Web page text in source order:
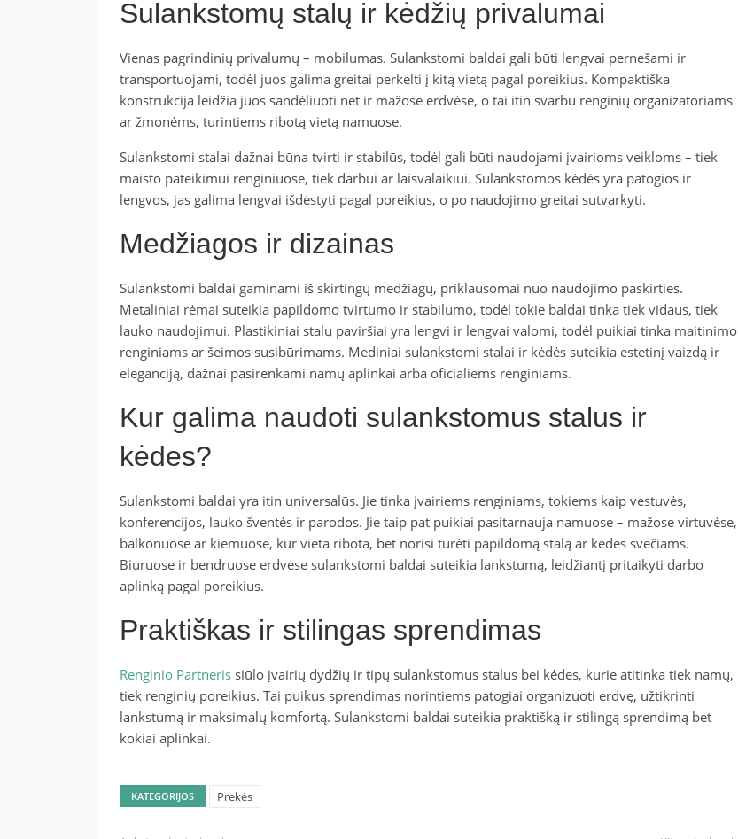
Sulankstomų stalų ir kėdžių privalumai
Vienas pagrindinių privalumų – mobilumas. Sulankstomi baldai gali būti lengvai pernešami ir
transportuojami, todėl juos galima greitai perkelti į kitą vietą pagal poreikius. Kompaktiška
konstrukcija leidžia juos sandėliuoti net ir mažose erdvėse, o tai itin svarbu renginių organizatoriams
ar žmonėms, turintiems ribotą vietą namuose.
Sulankstomi stalai dažnai būna tvirti ir stabilūs, todėl gali būti naudojami įvairioms veikloms – tiek
maisto pateikimui renginiuose, tiek darbui ar laisvalaikiui. Sulankstomos kėdės yra patogios ir
lengvos, jas galima lengvai išdėstyti pagal poreikius, o po naudojimo greitai sutvarkyti.
Medžiagos ir dizainas
Sulankstomi baldai gaminami iš skirtingų medžiagų, priklausomai nuo naudojimo paskirties.
Metaliniai rėmai suteikia papildomo tvirtumo ir stabilumo, todėl tokie baldai tinka tiek vidaus, tiek
lauko naudojimui. Plastikiniai stalų paviršiai yra lengvi ir lengvai valomi, todėl puikiai tinka maitinimo
renginiams ar šeimos susibūrimams. Mediniai sulankstomi stalai ir kėdės suteikia estetinį vaizdą ir
eleganciją, dažnai pasirenkami namų aplinkai arba oficialiems renginiams.
Kur galima naudoti sulankstomus stalus ir
kėdes?
Sulankstomi baldai yra itin universalūs. Jie tinka įvairiems renginiams, tokiems kaip vestuvės,
konferencijos, lauko šventės ir parodos. Jie taip pat puikiai pasitarnauja namuose – mažose virtuvėse,
balkonuose ar kiemuose, kur vieta ribota, bet norisi turėti papildomą stalą ar kėdes svečiams.
Biuruose ir bendruose erdvėse sulankstomi baldai suteikia lankstumą, leidžiantį pritaikyti darbo
aplinką pagal poreikius.
Praktiškas ir stilingas sprendimas
Renginio Partnerissiūlo įvairių dydžių ir tipų sulankstomus stalus bei kėdes, kurie atitinka tiek namų,
tiek renginių poreikius. Tai puikus sprendimas norintiems patogiai organizuoti erdvę, užtikrinti
lankstumą ir maksimalų komfortą. Sulankstomi baldai suteikia praktišką ir stilingą sprendimą bet
kokiai aplinkai.
KATEGORIJOS Prekės